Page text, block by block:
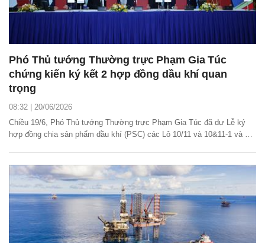
Phó Thủ tướng Thường trực Phạm Gia Túc
chứng kiến ký kết 2 hợp đồng dầu khí quan
trọng
08:32 | 20/06/2026
Chiều 19/6, Phó Thủ tướng Thường trực Phạm Gia Túc đã dự Lễ ký
hợp đồng chia sản phẩm dầu khí (PSC) các Lô 10/11 và 10&11-1 và Lễ
(Petrovietnam) và Tổng công ty Thăm dò Khai...